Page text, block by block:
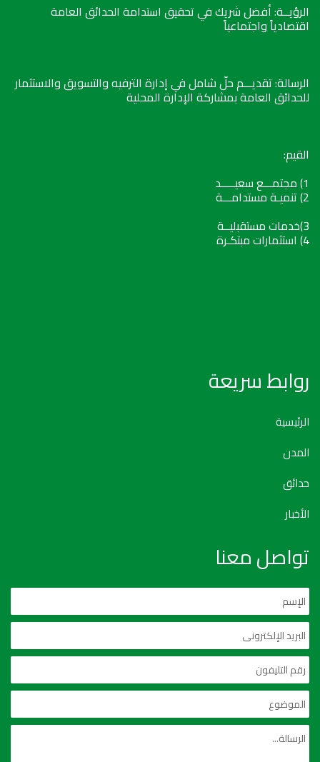
الرؤيــة: أفضل شريك في تحقيق استدامة الحدائق العامة
اقتصادياً واجتماعياً
الرسالة: تقديـــم حلّ شامل في إدارة الترفيه والتسويق والاستثمار
للحدائق العامة بمشاركة الإدارة المحلية
القيم:
1) مجتمـــع سعيـــــد
2) تنميـة مستدامـــة
3)خدمات مستقبليــة
4) استثمارات مبتكـرة
روابط سريعة
الرئيسية
المدن
حدائق
الأخبار
تواصل معنا